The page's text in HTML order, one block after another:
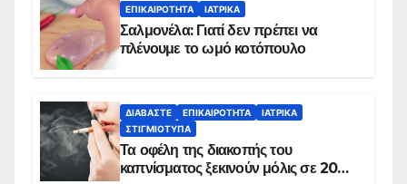
ΕΠΙΚΑΙΡΌΤΗΤΑ ΙΑΤΡΙΚΆ
Σαλμονέλα: Γιατί δεν πρέπει να
πλένουμε το ωμό κοτόπουλο
ΔΙΑΒΆΣΤΕ ΕΠΙΚΑΙΡΌΤΗΤΑ
ΙΑΤΡΙΚΆ
ΣΤΙΓΜΙΌΤΥΠΑ
Τα οφέλη της διακοπής του
καπνίσματος ξεκινούν μόλις σε 20